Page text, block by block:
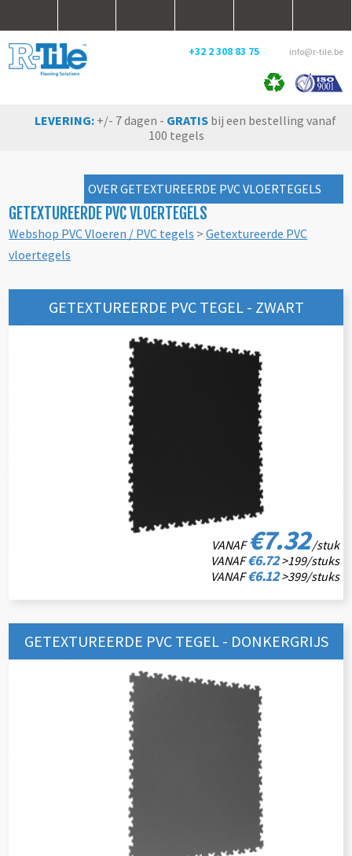
+32 2 308 83 75 info@r-tile.be
LEVERING: +/- 7 dagen - GRATISbij een bestelling vanaf
100 tegels
OVER GETEXTUREERDE PVC VLOERTEGELS
GETEXTUREERDE PVC VLOERTEGELS
Webshop PVC Vloeren / PVC tegels >Getextureerde PVC
vloertegels
GETEXTUREERDE PVC TEGEL - ZWART
VANAF€7.32/stuk
VANAF€6.72>199/stuks
VANAF€6.12>399/stuks
GETEXTUREERDE PVC TEGEL - DONKERGRIJS